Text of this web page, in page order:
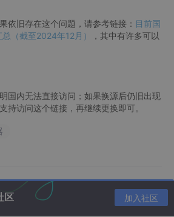
依旧存在这个问题，请参考链接： 目前国
（截至2024年12月）
，其中有许多可以
国内无法直接访问；如果换源后仍旧出现
持访问这个链接，再继续更换即可。
区 加入社区